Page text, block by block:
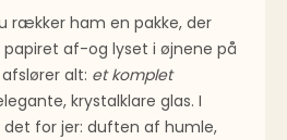
rækker ham en pakke, der
papiret af-og lyset i øjnene på
alt: et komplet
krystalklare glas. I
det for jer: duften af humle,